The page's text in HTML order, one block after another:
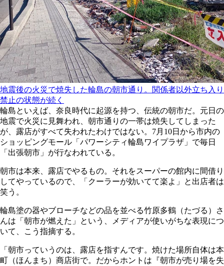
地震後の火災で焼失した輪島の朝市通り。関係者以外立ち入り
禁止の状態が続く
輪島といえば、奈良時代に起源を持つ、伝統の朝市だ。元日の
地震で火災に見舞われ、朝市通りの一帯は焼失してしまった
が、露店がすべて失われたわけではない。7月10日から市内の
ショッピングモール「パワーシティ輪島ワイプラザ」で毎日
「出張朝市」が行なわれている。
朝市は本来、露店でやるもの。それをスーパーの館内に間借り
してやっているので、「クーラーが効いてて楽よ」と出店者は
笑う。
輪島塗の器やブローチなどの品を並べる竹原多鶴（たづる）さ
んは「朝市が燃えた」という、メディアが使いがちな表現につ
いて、こう指摘する。
「朝市っていうのは、露店を指すんです。焼けた場所自体は本
町（ほんまち）商店街で。だからホントは『朝市が売り場を失